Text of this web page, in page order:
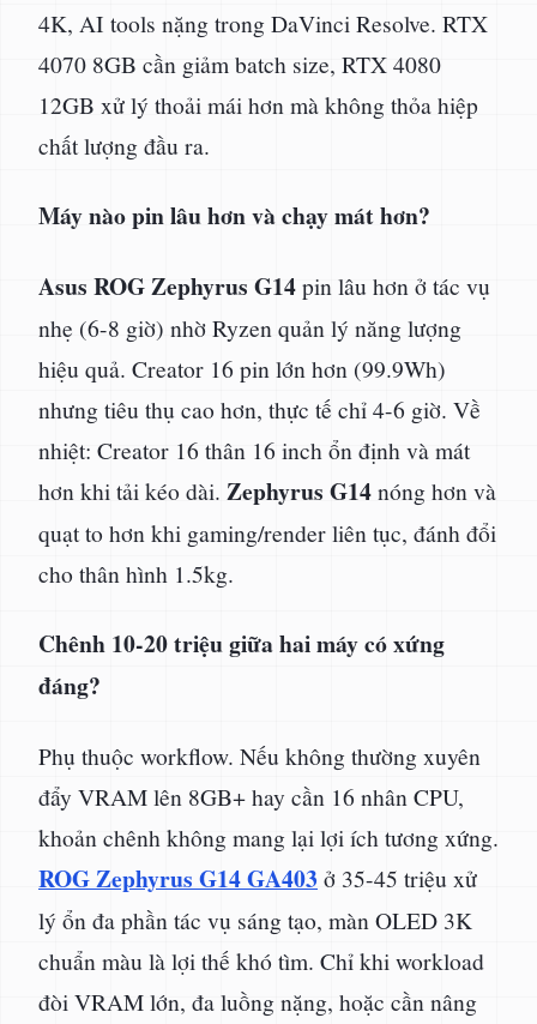
4K, AI tools nặng trong DaVinci Resolve. RTX
4070 8GB cần giảm batch size, RTX 4080
12GB xử lý thoải mái hơn mà không thỏa hiệp
chất lượng đầu ra.
Máy nào pin lâu hơn và chạy mát hơn?
Asus ROG Zephyrus G14pin lâu hơn ở tác vụ
nhẹ (6-8 giờ) nhờ Ryzen quản lý năng lượng
hiệu quả. Creator 16 pin lớn hơn (99.9Wh)
nhưng tiêu thụ cao hơn, thực tế chỉ 4-6 giờ. Về
nhiệt: Creator 16 thân 16 inch ổn định và mát
hơn khi tải kéo dài. Zephyrus G14nóng hơn và
quạt to hơn khi gaming/render liên tục, đánh đổi
cho thân hình 1.5kg.
Chênh 10-20 triệu giữa hai máy có xứng
đáng?
Phụ thuộc workflow. Nếu không thường xuyên
đẩy VRAM lên 8GB+ hay cần 16 nhân CPU,
khoản chênh không mang lại lợi ích tương xứng.
ROG Zephyrus G14 GA403 ở 35-45 triệu xử
lý ổn đa phần tác vụ sáng tạo, màn OLED 3K
chuẩn màu là lợi thế khó tìm. Chỉ khi workload
đòi VRAM lớn, đa luồng nặng, hoặc cần nâng